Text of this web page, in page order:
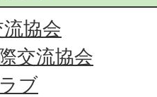
協会
交流協会
ブ